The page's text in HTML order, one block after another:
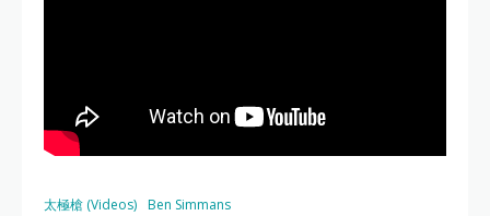
太極槍 (Videos) Ben Simmans